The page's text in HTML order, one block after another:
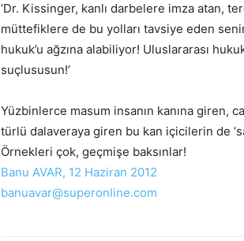
‘Dr. Kissinger, kanlı darbelere imza atan,
müttefiklere de bu yolları tavsiye eden senin
hukuk’u ağzına alabiliyor! Uluslararası
suçlususun!’
Yüzbinlerce masum insanın kanına giren,
türlü dalaveraya giren bu kan içicilerin de
Örnekleri çok, geçmişe baksınlar!
Banu AVAR, 12 Haziran 2012
banuavar@superonline.com